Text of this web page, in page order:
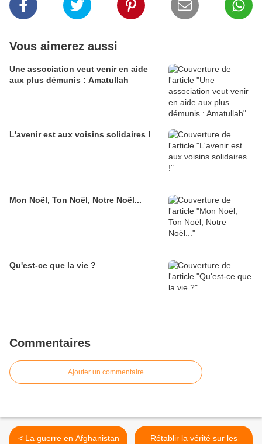
Vous aimerez aussi
Une association veut venir en aide
aux plus démunis : Amatullah
L'avenir est aux voisins solidaires !
Mon Noël, Ton Noël, Notre Noël...
Qu'est-ce que la vie ?
Commentaires
Ajouter un commentaire
< La guerre en Afghanistan
Rétablir la vérité sur les